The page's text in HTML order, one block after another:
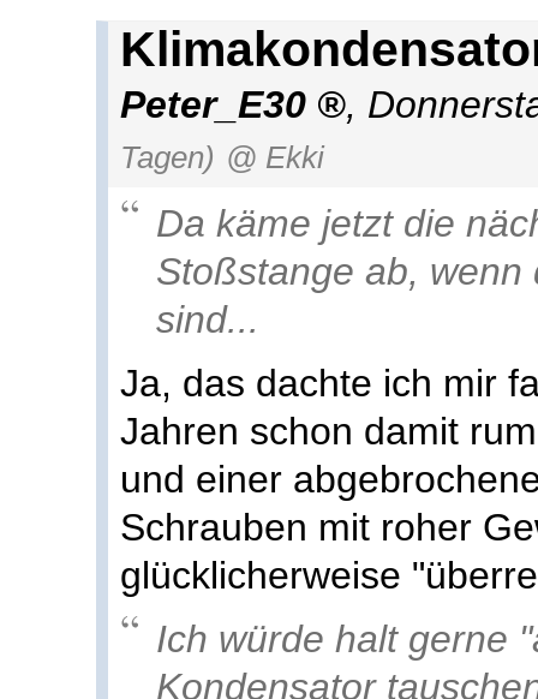
Peter_E30 ,
Tagen) @ Ekki
Da käme jetzt die
Stoßstange ab,
sind...
Ja, das dachte ich mir
Jahren schon damit
und einer
Schrauben mit roher
glücklicherweise
Ich würde halt gerne
Kondensator